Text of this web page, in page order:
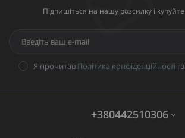
Підпишіться на нашу розсилку і
Я прочитав Політика конфіденційності і
+380442510306